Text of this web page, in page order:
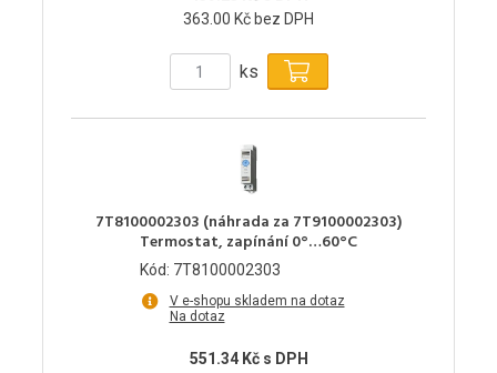
363.00 Kč bez DPH
ks
7T8100002303 (náhrada za 7T9100002303)
Termostat, zapínání 0°…60°C
Kód: 7T8100002303
V e-shopu skladem na dotaz
Na dotaz
551.34 Kč s DPH